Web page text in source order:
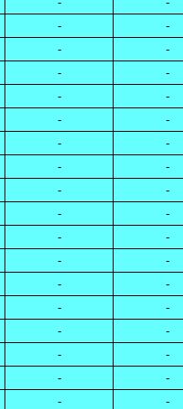
-
-
-
-
-
-
-
-
-
-
-
-
-
-
-
-
-
-
-
-
-
-
-
-
-
-
-
-
-
-
-
-
-
-